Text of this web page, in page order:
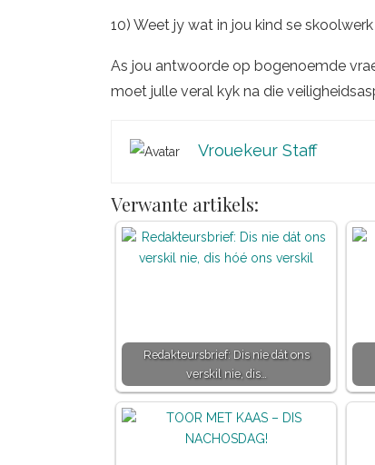
10) Weet jy wat in jou kind se
As jou antwoorde op bogenoemde
moet julle veral kyk na die
Vrouekeur Staff
Verwante artikels:
Redakteursbrief: Dis nie dát ons
verskil nie, dis…